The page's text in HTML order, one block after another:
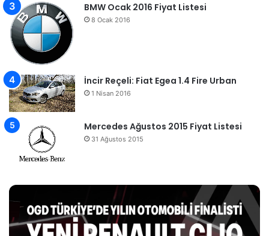
BMW Ocak 2016 Fiyat Listesi
8 Ocak 2016
İncir Reçeli: Fiat Egea 1.4 Fire Urban
1 Nisan 2016
Mercedes Ağustos 2015 Fiyat Listesi
31 Ağustos 2015